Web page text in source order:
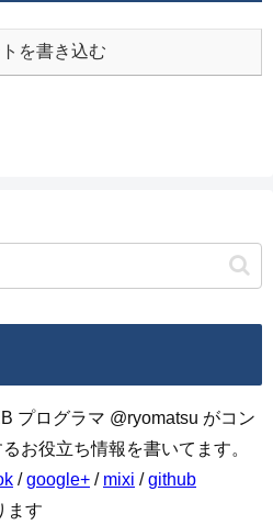
を書き込む
プログラマ @ryomatsu がコン
お役立ち情報を書いてます。
/google+ / mixi /github
ます